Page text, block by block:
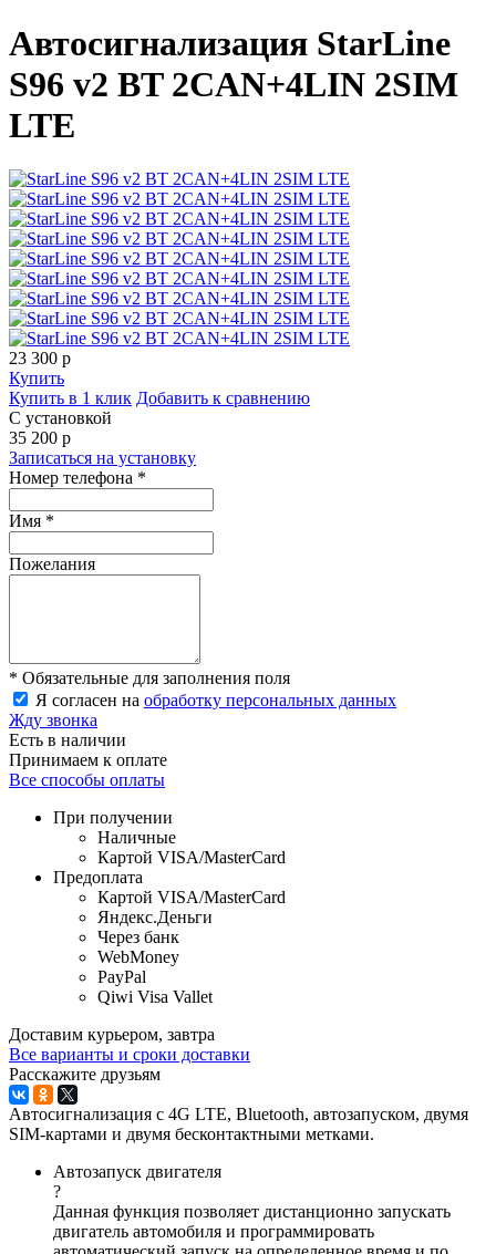
Автосигнализация StarLine
S96 v2 BT 2CAN+4LIN 2SIM
LTE
23 300 p
Купить
Купить в 1 клик Добавить к сравнению
С установкой
35 200 p
Записаться на установку
Номер телефона *
Имя *
Пожелания
* Обязательные для заполнения поля
Я согласен на обработку персональных данных
Жду звонка
Есть в наличии
Принимаем к оплате
Все способы оплаты
При получении
Наличные
Картой VISA/MasterCard
Предоплата
Картой VISA/MasterCard
Яндекс.Деньги
Через банк
WebMoney
PayPal
Qiwi Visa Vallet
Доставим курьером, завтра
Все варианты и сроки доставки
Расскажите друзьям
Автосигнализация с 4G LTE, Bluetooth, автозапуском, двумя
SIM-картами и двумя бесконтактными метками.
Автозапуск двигателя
?
Данная функция позволяет дистанционно запускать
двигатель автомобиля и программировать